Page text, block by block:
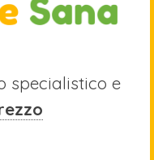
specialistico e